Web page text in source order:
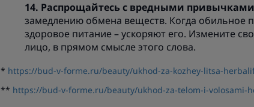
Распрощайтесь с вредными привычками
замедлению обмена веществ. Когда обильное
здоровое питание – ускоряют его. Измените
лицо, в прямом смысле этого слова.
* https://bud-v-forme.ru/beauty/ukhod-za-kozhey-litsa-
** https://bud-v-forme.ru/beauty/ukhod-za-telom-i-volosami-